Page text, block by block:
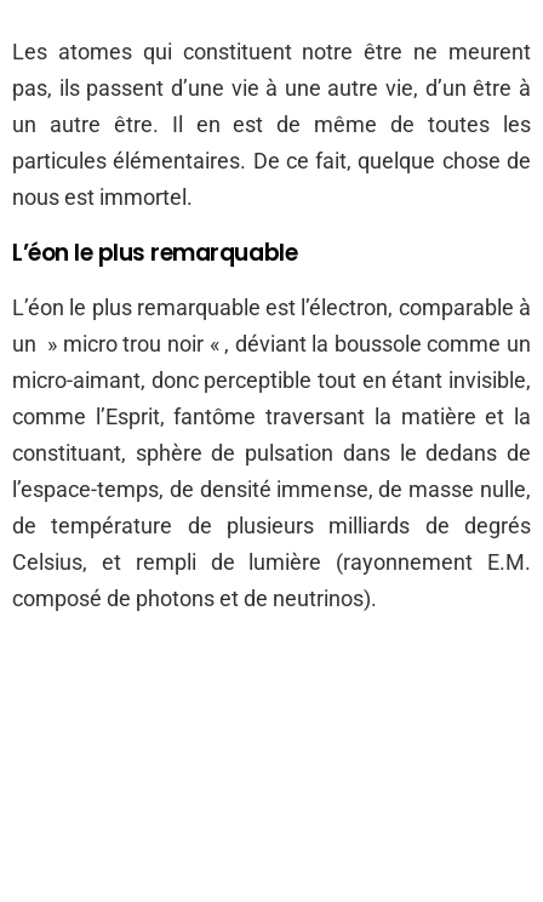
Les atomes qui constituent notre être ne meurent
pas, ils passent d’une vie à une autre vie, d’un être à
un autre être. Il en est de même de toutes les
particules élémentaires. De ce fait, quelque chose de
nous est immortel.
L’éon le plus remarquable
L’éon le plus remarquable est l’électron, comparable à
un » micro trou noir « , déviant la boussole comme un
micro-aimant, donc perceptible tout en étant invisible,
comme l’Esprit, fantôme traversant la matière et la
constituant, sphère de pulsation dans le dedans de
l’espace-temps, de densité immense, de masse nulle,
de température de plusieurs milliards de degrés
Celsius, et rempli de lumière (rayonnement E.M.
composé de photons et de neutrinos).